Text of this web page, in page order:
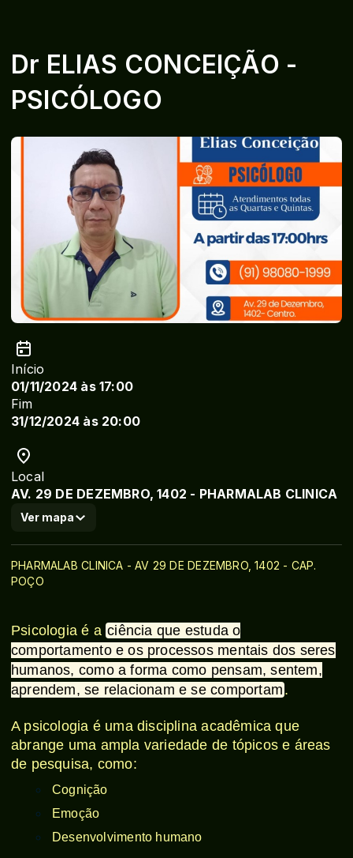
Dr ELIAS CONCEIÇÃO -
PSICÓLOGO
Início
01/11/2024 às 17:00
Fim
31/12/2024 às 20:00
Local
AV. 29 DE DEZEMBRO, 1402 - PHARMALAB CLINICA
Ver mapa
PHARMALAB CLINICA - AV 29 DE DEZEMBRO, 1402 - CAP.
POÇO
Psicologia é a ciência que estuda o
comportamento e os processos mentais dos seres
humanos, como a forma como pensam, sentem,
aprendem, se relacionam e se comportam .
A psicologia é uma disciplina acadêmica que
abrange uma ampla variedade de tópicos e áreas
de pesquisa, como:
Cognição
Emoção
Desenvolvimento humano